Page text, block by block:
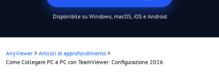
Disponibile su Windows, macOS, iOS e Android
AnyViewer > Articoli di approfondimento >
Come Collegare PC a PC con TeamViewer: Configurazione 2026